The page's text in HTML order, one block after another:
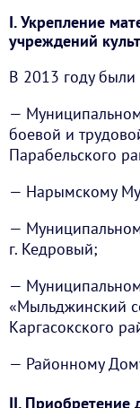
I. Укрепление
учреждений
В 2013 году были
—
боевой и
Парабельского
— Нарымскому
—
г. Кедровый;
—
«Мыльджинский
Каргасокского
— Районному
II. Приобретение